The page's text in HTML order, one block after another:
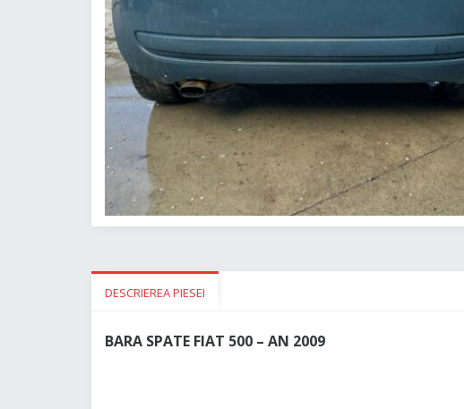
DESCRIEREA PIESEI
BARA SPATE FIAT 500 – AN 2009